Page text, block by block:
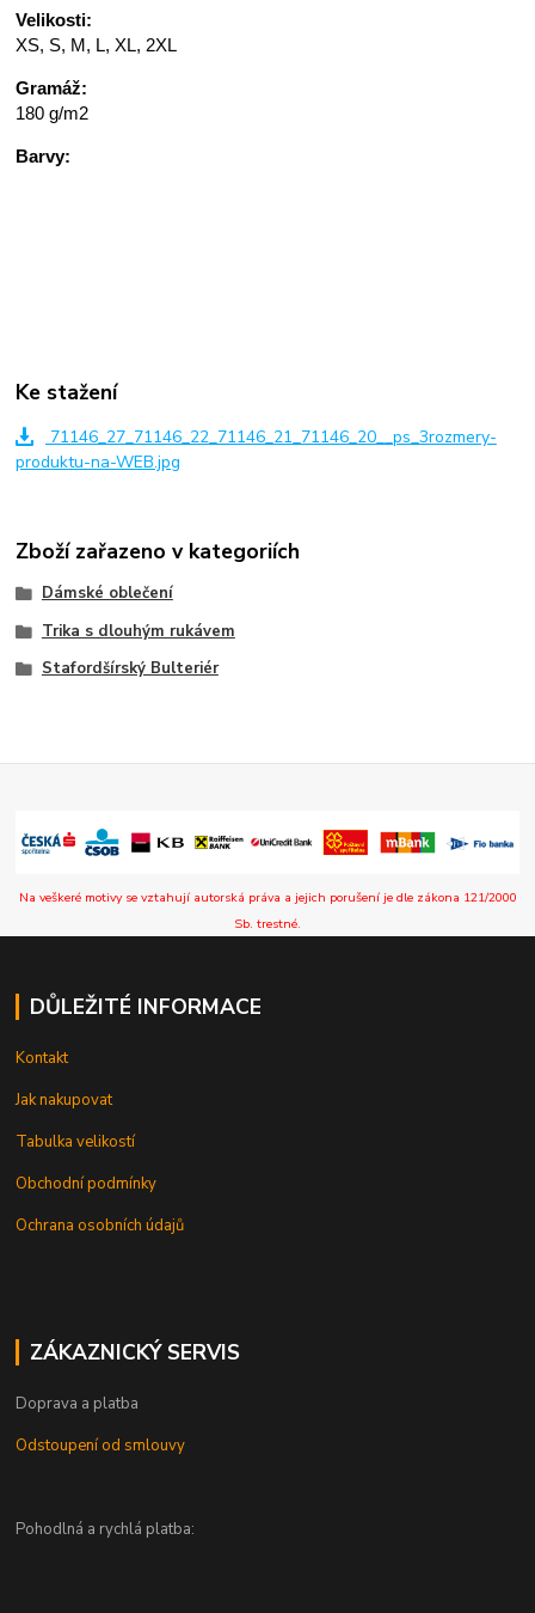
Velikosti:
XS, S, M, L, XL, 2XL
Gramáž:
180 g/m2
Barvy:
Ke stažení
71146_27_71146_22_71146_21_71146_20__ps_3rozmery-
produktu-na-WEB.jpg
Zboží zařazeno v kategoriích
Dámské oblečení
Trika s dlouhým rukávem
Stafordšírský Bulteriér
Na veškeré motivy se vztahují autorská práva a jejich porušení je dle zákona 121/2000
Sb. trestné.
DŮLEŽITÉ INFORMACE
Kontakt
Jak nakupovat
Tabulka velikostí
Obchodní podmínky
Ochrana osobních údajů
ZÁKAZNICKÝ SERVIS
Doprava a platba
Odstoupení od smlouvy
Pohodlná a rychlá platba: